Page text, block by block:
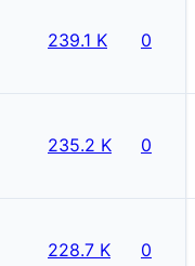
239.1 K 0
235.2 K 0
228.7 K 0